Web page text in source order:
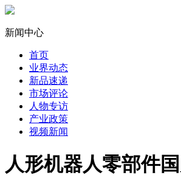
新闻中心
首页
业界动态
新品速递
市场评论
人物专访
产业政策
视频新闻
人形机器人零部件